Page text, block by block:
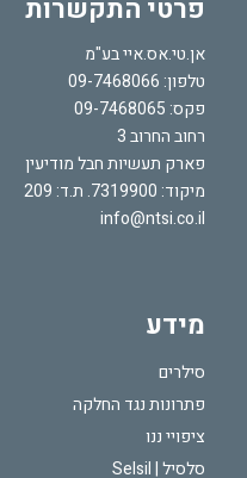
פרטי התקשרות
אן.טי.אס.איי בע"מ
טלפון: 09-7468066
פקס: 09-7468065
רחוב החרוב 3
פארק תעשיות חבל מודיעין
מיקוד: 7319900. ת.ד: 209
info@ntsi.co.il
מידע
סילרים
פתרונות נגד החלקה
ציפויי ננו
סלסיל | Selsil